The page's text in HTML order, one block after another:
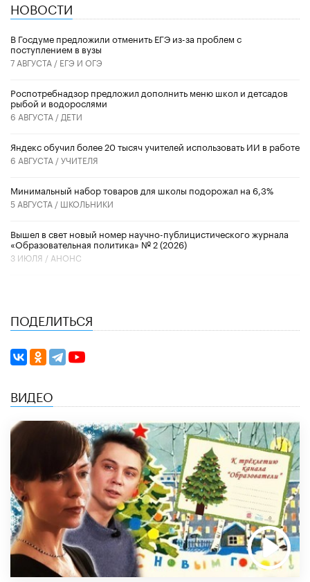
НОВОСТИ
В Госдуме предложили отменить ЕГЭ из-за проблем с
поступлением в вузы
7 АВГУСТА / ЕГЭ И ОГЭ
Роспотребнадзор предложил дополнить меню школ и детсадов
рыбой и водорослями
6 АВГУСТА / ДЕТИ
​Яндекс обучил более 20 тысяч учителей использовать ИИ в работе
6 АВГУСТА /УЧИТЕЛЯ
Минимальный набор товаров для школы подорожал на 6,3%
5 АВГУСТА / ШКОЛЬНИКИ
Вышел в свет новый номер научно-публицистического журнала
«Образовательная политика» № 2 (2026)
3 ИЮЛЯ / АНОНС
ПОДЕЛИТЬСЯ
ВИДЕО